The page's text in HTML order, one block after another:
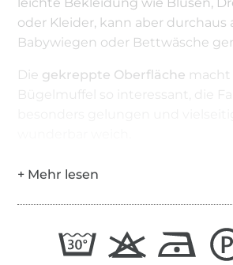
oder Kleider, kann aber durchaus
Babywiegen oder Bettwäsche
Die gekreppte Oberfläche macht
Bügelmuffel so interessant, die